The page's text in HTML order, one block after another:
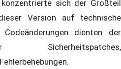
sich der Großteil
Version auf technische
dienten der